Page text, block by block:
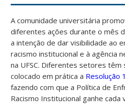
A comunidade universitária
diferentes ações durante o mês
a intenção de dar visibilidade ao
racismo institucional e à agência
na UFSC. Diferentes setores têm
colocado em prática a Resolução
fazendo com que a Política de
Racismo Institucional ganhe cada
00:00